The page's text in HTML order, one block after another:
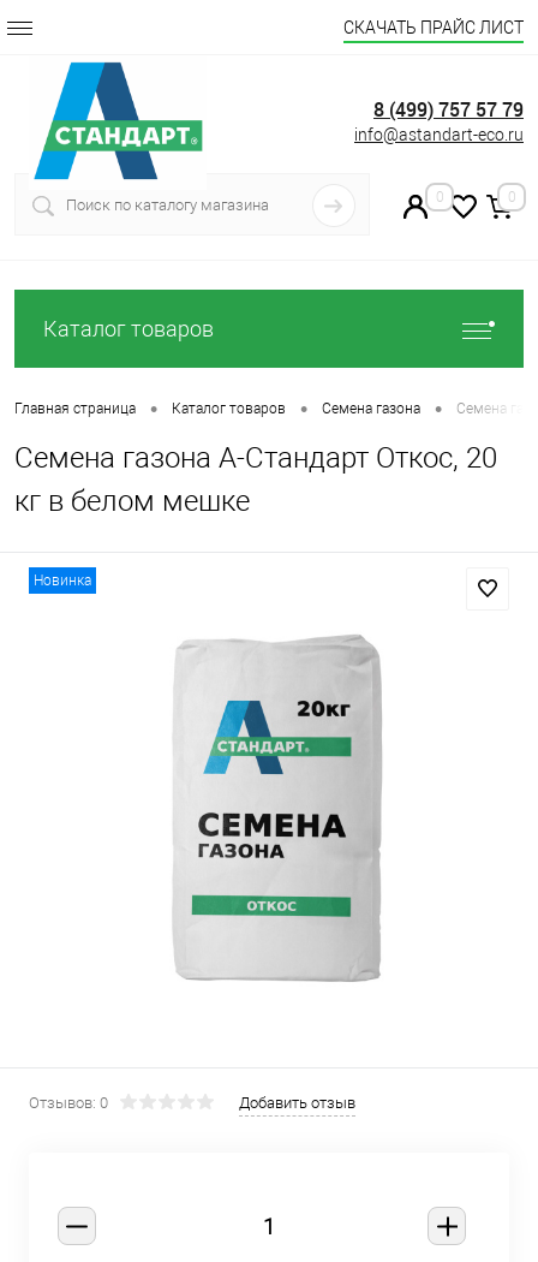
СКАЧАТЬ ПРАЙС ЛИСТ
8 (499) 757 57 79
info@astandart-eco.ru
0 0
Каталог товаров
Главная страница • Каталог товаров • Семена газона • Семена
Семена газона А-Стандарт Откос, 20
кг в белом мешке
Новинка
Отзывов: 0 Добавить отзыв